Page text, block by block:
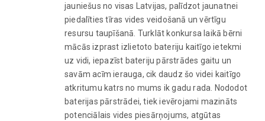
jauniešus no visas Latvijas, palīdzot jaunatnei
piedalīties tīras vides veidošanā un vērtīgu
resursu taupīšanā. Turklāt konkursa laikā bērni
mācās izprast izlietoto bateriju kaitīgo ietekmi
uz vidi, iepazīst bateriju pārstrādes gaitu un
savām acīm ierauga, cik daudz šo videi kaitīgo
atkritumu katrs no mums ik gadu rada. Nododot
baterijas pārstrādei, tiek ievērojami mazināts
potenciālais vides piesārņojums, atgūtas